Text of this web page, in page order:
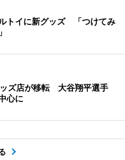
ルトイに新グッズ 「つけてみ
ズ店が移転 大谷翔平選手
心に